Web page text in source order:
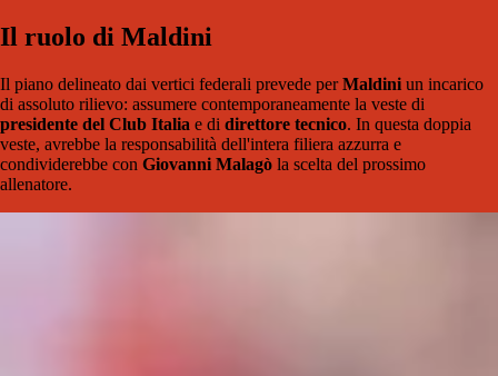
Il ruolo di Maldini
Il piano delineato dai vertici federali prevede perMaldini un incarico
di assoluto rilievo: assumere contemporaneamente la veste di
presidente del Club Italia e di direttore tecnico. In questa doppia
veste, avrebbe la responsabilità dell'intera filiera azzurra e
condividerebbe con Giovanni Malagò la scelta del prossimo
allenatore.